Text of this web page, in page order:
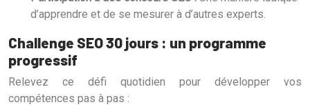
d’apprendre et de se mesurer à d’autres experts.
Challenge SEO 30 jours : un programme
progressif
Relevez ce défi quotidien pour développer vos
compétences pas à pas :